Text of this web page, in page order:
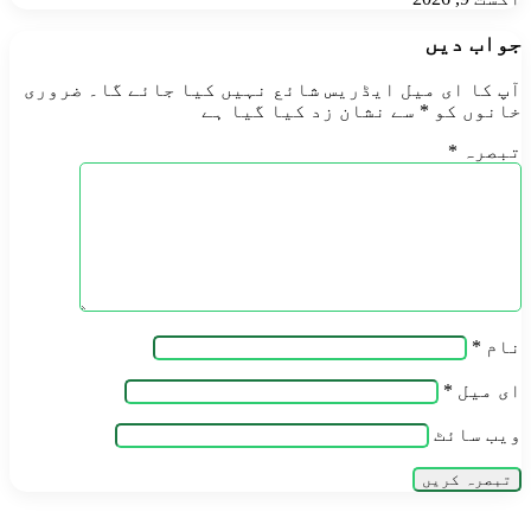
جواب دیں
آپ کا ای میل ایڈریس شائع نہیں کیا جائے گا۔
ضروری
خانوں کو * سے نشان زد کیا گیا ہے
تبصرہ *
نام *
ای میل *
ویب‌ سائٹ